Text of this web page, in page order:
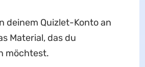
deinem Quizlet-Konto an
Material, das du
möchtest.